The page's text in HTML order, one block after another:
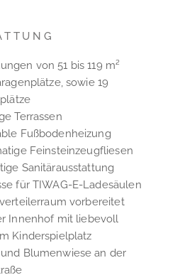
von 51 bis 119 m²
sowie 19
Terrassen
Fußbodenheizung
Feinsteinzeugfliesen
Sanitärausstattung
für TIWAG-E-Ladesäulen
vorbereitet
Innenhof mit liebevoll
Kinderspielplatz
Blumenwiese an der